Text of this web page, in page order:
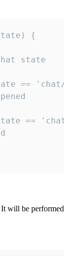
{
state
==
==
It will be performed